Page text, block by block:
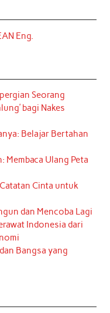
Eng.
Seorang
bagi Nakes
Belajar Bertahan
Membaca Ulang Peta
Cinta untuk
dan Mencoba Lagi
Indonesia dari
Bangsa yang